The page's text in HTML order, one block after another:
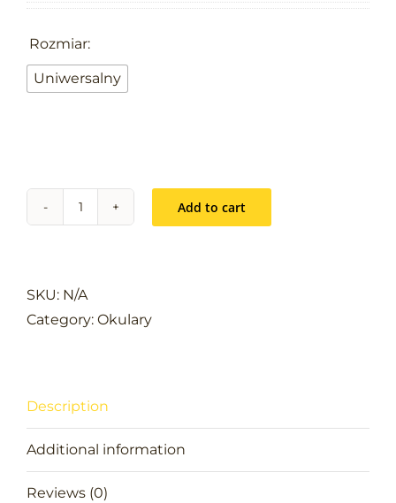
Rozmiar:
Uniwersalny
quantity
Add to cart
SKU: N/A
Category: Okulary
Description
Additional information
Reviews (0)